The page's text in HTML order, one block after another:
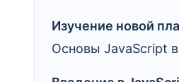
Изучение новой
Основы JavaScript